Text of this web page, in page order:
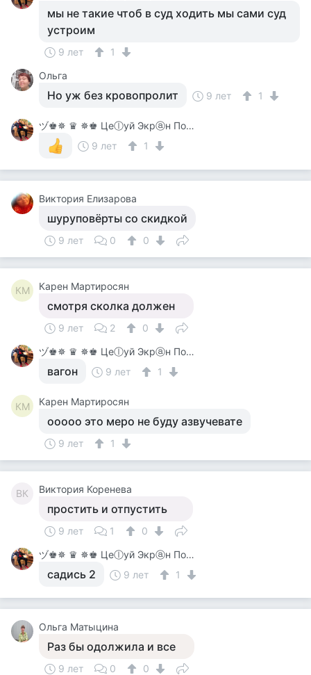
мы не такие чтоб в суд ходить мы сами суд
устроим
9 лет
1
Ольга
Но уж без кровопролит 9 лет 1
ヅ♚✵ ♛ ✵♚ Цеⓛуй Экрⓐн Покⓐ On-Line♚✵ ♛✵ ♚
9 лет
1
Виктория Елизарова
шуруповёрты со скидкой
9 лет 0 0
КМ Карен Мартиросян
смотря сколка должен
9 лет 2
0
ヅ♚✵ ♛ ✵♚ Цеⓛуй Экрⓐн Покⓐ On-Line♚✵ ♛✵ ♚
вагон 9 лет 1
КМ Карен Мартиросян
ооооо это меро не буду азвучевате
9 лет 1
ВК Виктория Коренева
простить и отпустить
9 лет 1
0
ヅ♚✵ ♛ ✵♚ Цеⓛуй Экрⓐн Покⓐ On-Line♚✵ ♛✵ ♚
садись 2 9 лет 1
Ольга Матыцина
Раз бы одолжила и все
9 лет 0 0